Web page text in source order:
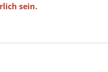
sein.